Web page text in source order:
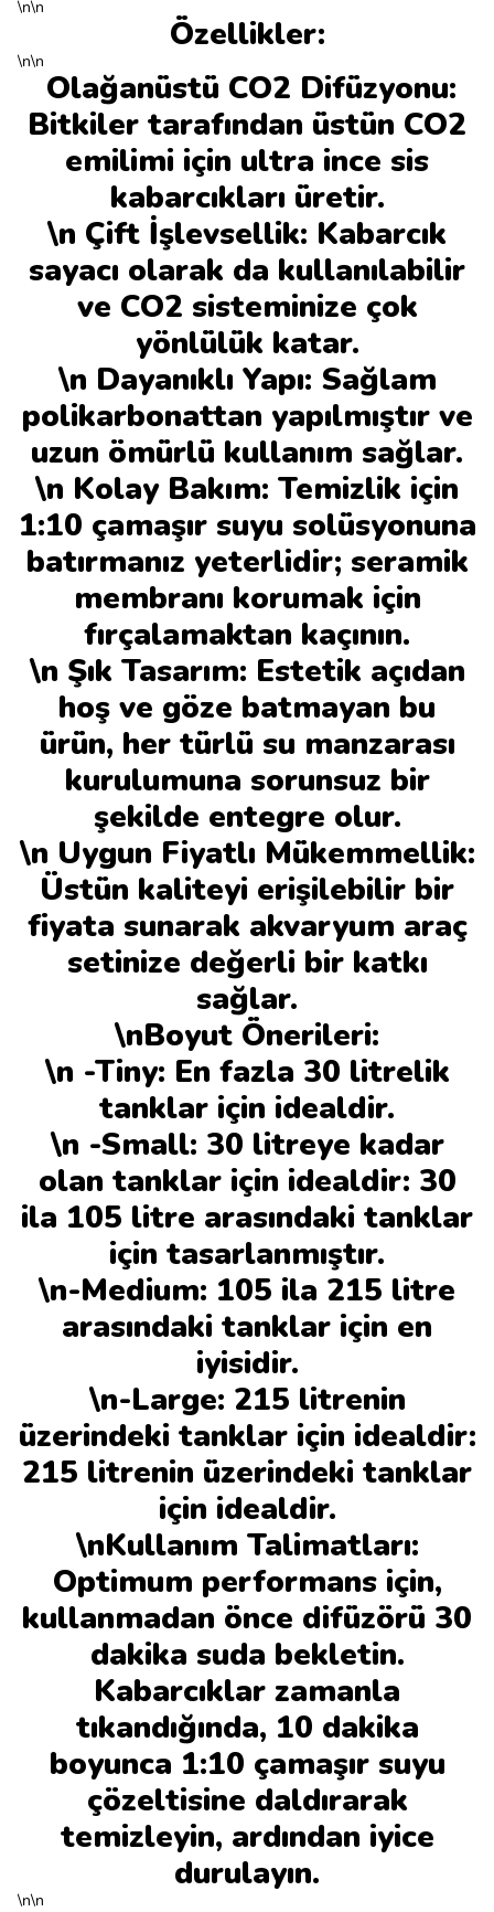
\n\n
Özellikler:
\n\n
Olağanüstü CO2 Difüzyonu:
Bitkiler tarafından üstün CO2
emilimi için ultra ince sis
kabarcıkları üretir.
\n Çift İşlevsellik: Kabarcık
sayacı olarak da kullanılabilir
ve CO2 sisteminize çok
yönlülük katar.
\n Dayanıklı Yapı: Sağlam
polikarbonattan yapılmıştır ve
uzun ömürlü kullanım sağlar.
\n Kolay Bakım: Temizlik için
1:10 çamaşır suyu solüsyonuna
batırmanız yeterlidir; seramik
membranı korumak için
fırçalamaktan kaçının.
\n Şık Tasarım: Estetik açıdan
hoş ve göze batmayan bu
ürün, her türlü su manzarası
kurulumuna sorunsuz bir
şekilde entegre olur.
\n Uygun Fiyatlı Mükemmellik:
Üstün kaliteyi erişilebilir bir
fiyata sunarak akvaryum araç
setinize değerli bir katkı
sağlar.
\nBoyut Önerileri:
\n -Tiny: En fazla 30 litrelik
tanklar için idealdir.
\n -Small: 30 litreye kadar
olan tanklar için idealdir: 30
ila 105 litre arasındaki tanklar
için tasarlanmıştır.
\n-Medium: 105 ila 215 litre
arasındaki tanklar için en
iyisidir.
\n-Large: 215 litrenin
üzerindeki tanklar için idealdir:
215 litrenin üzerindeki tanklar
için idealdir.
\nKullanım Talimatları:
Optimum performans için,
kullanmadan önce difüzörü 30
dakika suda bekletin.
Kabarcıklar zamanla
tıkandığında, 10 dakika
boyunca 1:10 çamaşır suyu
çözeltisine daldırarak
temizleyin, ardından iyice
durulayın.
\n\n